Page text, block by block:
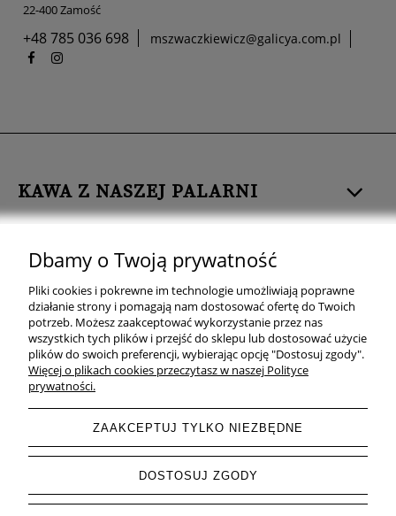
22-400 Zamość
+48 785 036 698 mszwaczkiewicz@galicya.com.pl
KAWA Z NASZEJ PALARNI
ZDROWA ŻYWNOŚĆ
ZOBACZ TEŻ
OBSERWUJ NAS
pokaż pełną wersję strony
Sklep internetowy Shoper.pl
Dbamy o Twoją prywatność
Pliki cookies i pokrewne im technologie umożliwiają poprawne
działanie strony i pomagają nam dostosować ofertę do Twoich
potrzeb. Możesz zaakceptować wykorzystanie przez nas
wszystkich tych plików i przejść do sklepu lub dostosować użycie
plików do swoich preferencji, wybierając opcję "Dostosuj zgody".
Więcej o plikach cookies przeczytasz w naszej Polityce
prywatności.
ZAAKCEPTUJ TYLKO NIEZBĘDNE
DOSTOSUJ ZGODY